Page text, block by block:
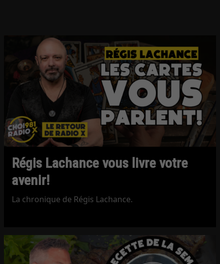
Régis Lachance vous livre votre
avenir!
La chronique de Régis Lachance.